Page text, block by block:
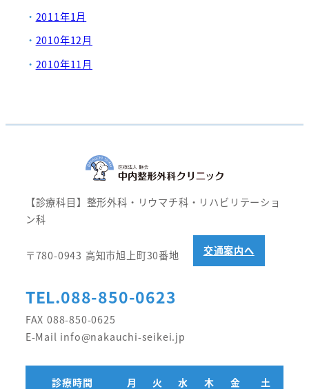
2011年1月
2010年12月
2010年11月
【診療科目】整形外科・リウマチ科・リハビリテーショ
ン科
〒780-0943 高知市旭上町30番地 交通案内へ
TEL.088-850-0623
FAX 088-850-0625
E-Mail info@nakauchi-seikei.jp
診療時間 月 火 水 木 金 土